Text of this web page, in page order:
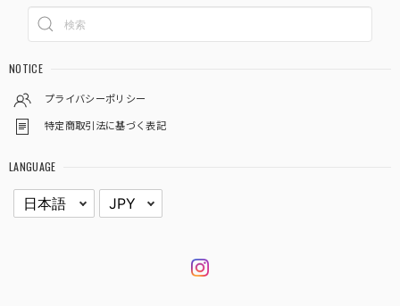
NOTICE
プライバシーポリシー
特定商取引法に基づく表記
LANGUAGE